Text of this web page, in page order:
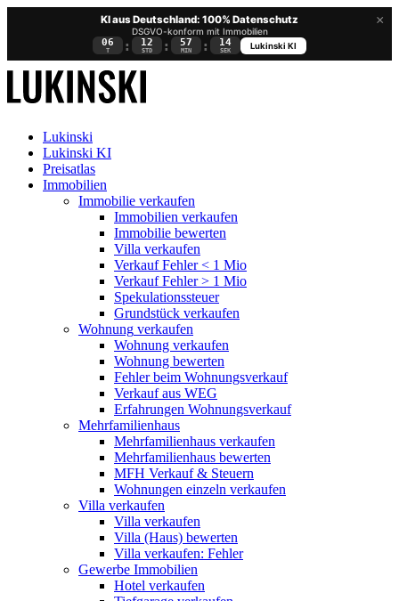
×
KI aus Deutschland: 100% Datenschutz
DSGVO-konform mit Immobilien
06
T : 12
STD : 57
MIN : 13
SEK
Lukinski KI
Lukinski
Lukinski KI
Preisatlas
Immobilien
Immobilie verkaufen
Immobilien verkaufen
Immobilie bewerten
Villa verkaufen
Verkauf Fehler < 1 Mio
Verkauf Fehler > 1 Mio
Spekulationssteuer
Grundstück verkaufen
Wohnung verkaufen
Wohnung verkaufen
Wohnung bewerten
Fehler beim Wohnungsverkauf
Verkauf aus WEG
Erfahrungen Wohnungsverkauf
Mehrfamilienhaus
Mehrfamilienhaus verkaufen
Mehrfamilienhaus bewerten
MFH Verkauf & Steuern
Wohnungen einzeln verkaufen
Villa verkaufen
Villa verkaufen
Villa (Haus) bewerten
Villa verkaufen: Fehler
Gewerbe Immobilien
Hotel verkaufen